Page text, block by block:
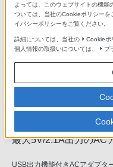
最大5V/2.1A出力のAC
USB出力機能付きACアダプタ
よっては、このウェブサイトの機
ついては、当社のCookieポリシーを
イバシーポリシーをご覧ください。
詳細については、当社の Cookieポ
個人情報の取扱いについては、
プ